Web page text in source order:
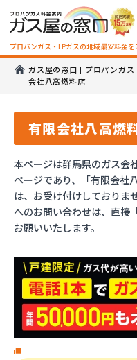
プロパンガス・LPガスの地域最安料金
ガス屋の窓口 | プロパンガス
会社八高燃料店
有限会社八高燃
本ページは群馬県のガス会
ページであり、「有限会社
は、お受け付けしておりま
へのお問い合わせは、直接
お願いいたします。